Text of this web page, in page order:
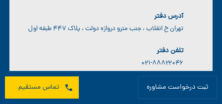
آدرس دفتر
تهران خ انقلاب ، جنب مترو دروازه دولت ، پلاک ۴۴۷ طبقه اول
تلفن دفتر
۰۲۱-۸۸۸۲۲۰۴۶
تلفن مشاوره
۰۲۱-۸۸۸۲۲۰۴۶
ثبت درخواست مشاوره تماس مستقیم